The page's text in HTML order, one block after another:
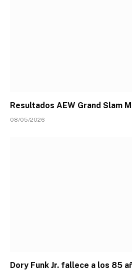
Resultados AEW Grand Slam
08/05/2026
Dory Funk Jr. fallece a los 85